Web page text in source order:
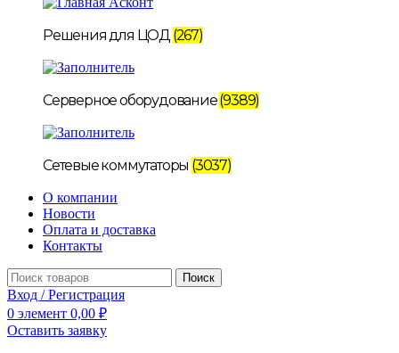
Решения для ЦОД (267)
Серверное оборудование(9389)
Сетевые коммутаторы (3037)
О компании
Новости
Оплата и доставка
Контакты
Поиск
Вход / Регистрация
0 элемент 0,00 ₽
Оставить заявку